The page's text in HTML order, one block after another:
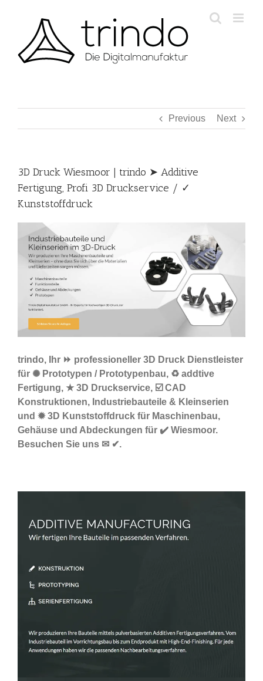
Previous Next
3D Druck Wiesmoor | trindo ➤ Additive
Fertigung, Profi 3D Druckservice / ✓
Kunststoffdruck
trindo, Ihr ⏩ professioneller 3D Druck Dienstleister
für ✺ Prototypen / Prototypenbau, ♻ addtive
Fertigung, ★ 3D Druckservice, ☑️ CAD
Konstruktionen, Industriebauteile & Kleinserien
und ✹ 3D Kunststoffdruck für Maschinenbau,
Gehäuse und Abdeckungen für ✔️ Wiesmoor.
Besuchen Sie uns ✉ ✔.